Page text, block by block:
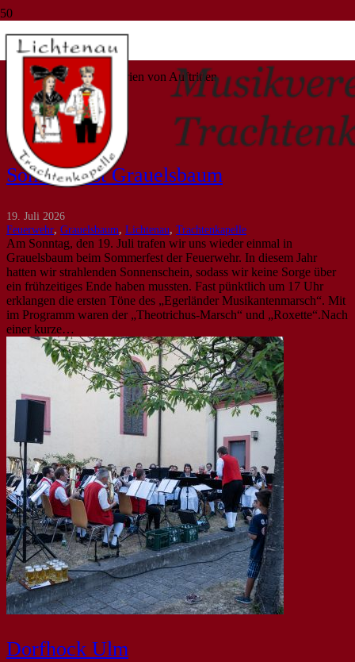
Auftritte
Berichte und Bildergalerien von Auftritten
Auftritte
Sommerfest Grauelsbaum
19. Juli 2026
Feuerwehr, Grauelsbaum, Lichtenau, Trachtenkapelle
Am Sonntag, den 19. Juli trafen wir uns wieder einmal in
Grauelsbaum beim Sommerfest der Feuerwehr. In diesem Jahr
hatten wir strahlenden Sonnenschein, sodass wir keine Sorge über
ein frühzeitiges Ende haben mussten. Fast pünktlich um 17 Uhr
erklangen die ersten Töne des „Egerländer Musikantenmarsch“. Mit
im Programm waren der „Theotrichus-Marsch“ und „Roxette“.Nach
einer kurze…
Dorfhock Ulm